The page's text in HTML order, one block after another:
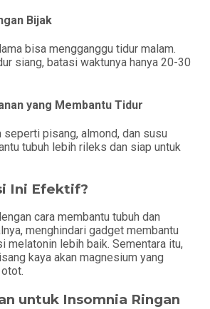
Bijak
bisa mengganggu tidur malam.
siang, batasi waktunya hanya 20-30
yang Membantu Tidur
seperti pisang, almond, dan susu
tubuh lebih rileks dan siap untuk
Ini Efektif?
cara membantu tubuh dan
menghindari gadget membantu
melatonin lebih baik. Sementara itu,
kaya akan magnesium yang
untuk Insomnia Ringan